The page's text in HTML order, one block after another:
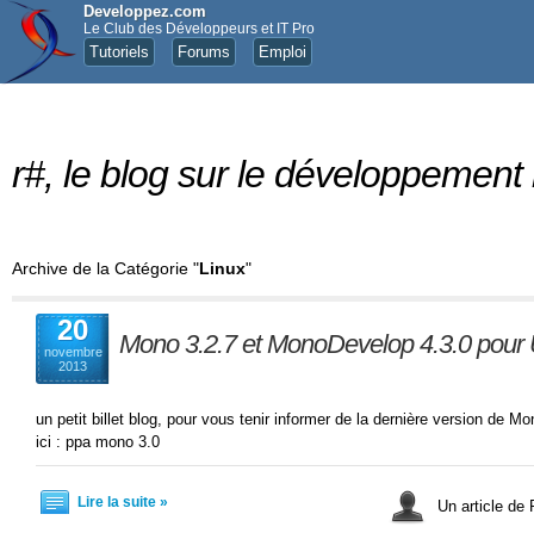
Developpez.com
Le Club des Développeurs et IT Pro
Tutoriels Forums Emploi
r#, le blog sur le
Archive de la Catégorie "Linux"
20
novembre
2013
Mono 3.2.7 et MonoDevelop 4.3.0 pour
un petit billet blog, pour vous tenir informer de la dernière version de
ici : ppa mono 3.0
Lire la suite » Un article de